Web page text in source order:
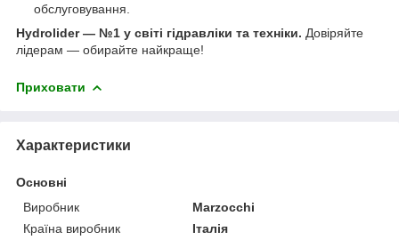
обслуговування.
Hydrolider — №1 у світі гідравліки та техніки. Довіряйте
лідерам — обирайте найкраще!
Приховати
Характеристики
Основні
Виробник
Marzocchi
Країна виробник
Італія